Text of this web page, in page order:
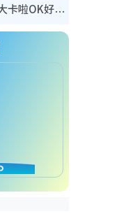
唱K推介2026︱全港13大卡啦OK好去處！最平$36起 日文K都有！(附地址+收費詳情)